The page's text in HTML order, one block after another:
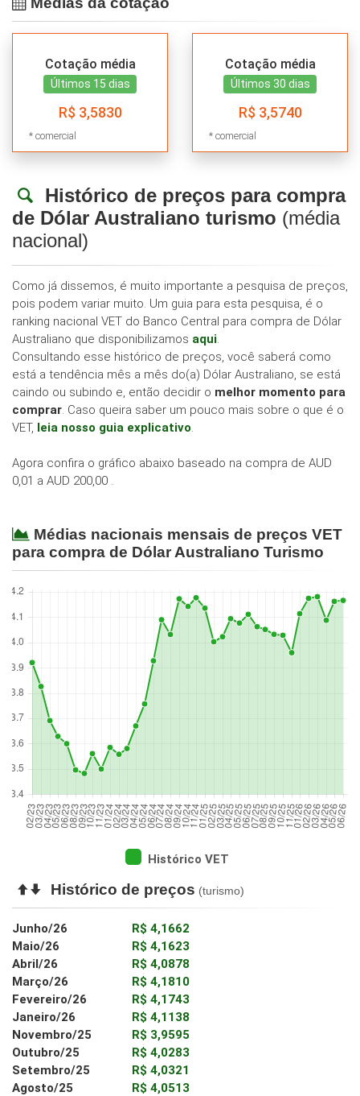
Cotação média
Últimos 15 dias
R$ 3,5830
* comercial
Cotação média
Últimos 30 dias
R$ 3,5740
* comercial
Histórico de preços para compra
de Dólar Australiano turismo (média
nacional)
Como já dissemos, é muito importante a pesquisa de preços,
pois podem variar muito. Um guia para esta pesquisa, é o
ranking nacional VET do Banco Central para compra de Dólar
Australiano que disponibilizamos aqui.
Consultando esse histórico de preços, você saberá como
está a tendência mês a mês do(a) Dólar Australiano, se está
caindo ou subindo e, então decidir o melhor momento para
comprar. Caso queira saber um pouco mais sobre o que é o
VET, leia nosso guia explicativo.
Agora confira o gráfico abaixo baseado na compra de AUD
0,01 a AUD 200,00 .
Médias nacionais mensais de preços VET
para compra de Dólar Australiano Turismo
Histórico VET
Histórico de preços (turismo)
Junho/26
R$ 4,1662
Maio/26
R$ 4,1623
Abril/26
R$ 4,0878
Março/26
R$ 4,1810
Fevereiro/26
R$ 4,1743
Janeiro/26
R$ 4,1138
Novembro/25
R$ 3,9595
Outubro/25
R$ 4,0283
Setembro/25
R$ 4,0321
Agosto/25
R$ 4,0513